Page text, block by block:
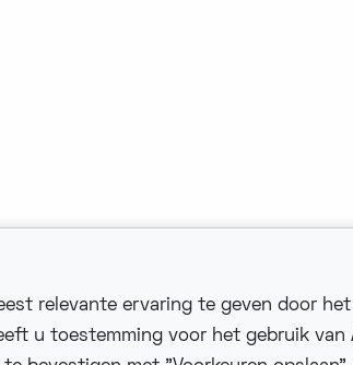
relevante ervaring te geven door
u toestemming voor het gebruik